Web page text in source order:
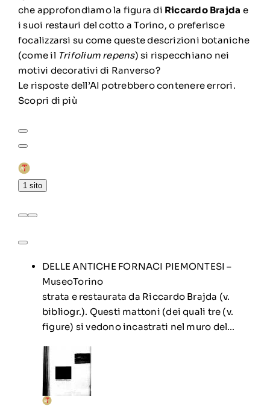
che approfondiamo la figura di Riccardo Brajda e
i suoi restauri del cotto a Torino, o preferisce
focalizzarsi su come queste descrizioni botaniche
(come il Trifolium repens) si rispecchiano nei
motivi decorativi di Ranverso?
Le risposte dell’AI potrebbero contenere errori.
Scopri di più
1 sito
DELLE ANTICHE FORNACI PIEMONTESI –
MuseoTorino
strata e restaurata da Riccardo Brajda (v.
bibliogr.). Questi mattoni (dei quali tre (v.
figure) si vedono incastrati nel muro del…